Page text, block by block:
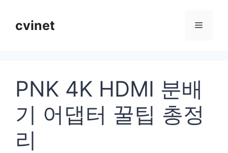
cvinet 메
PNK 4K HDMI 분배
기 어댑터 꿀팁 총정
리